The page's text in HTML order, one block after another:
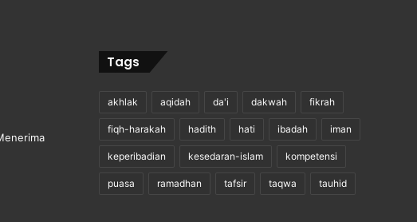
Tags
akhlak aqidah da'i dakwah fikrah
fiqh-harakah hadith hati ibadah iman
keperibadian kesedaran-islam kompetensi
puasa ramadhan tafsir taqwa tauhid